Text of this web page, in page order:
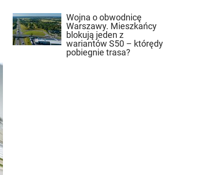
Wojna o obwodnicę
Warszawy. Mieszkańcy
blokują jeden z
wariantów S50 – którędy
pobiegnie trasa?